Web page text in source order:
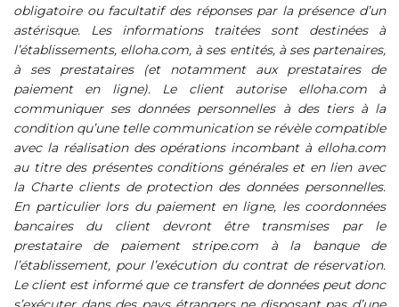
obligatoire ou facultatif des réponses par la présence d’un
astérisque. Les informations traitées sont destinées à
l’établissements, elloha.com, à ses entités, à ses partenaires,
à ses prestataires (et notamment aux prestataires de
paiement en ligne). Le client autorise elloha.com à
communiquer ses données personnelles à des tiers à la
condition qu’une telle communication se révèle compatible
avec la réalisation des opérations incombant à elloha.com
au titre des présentes conditions générales et en lien avec
la Charte clients de protection des données personnelles.
En particulier lors du paiement en ligne, les coordonnées
bancaires du client devront être transmises par le
prestataire de paiement stripe.com à la banque de
l’établissement, pour l’exécution du contrat de réservation.
Le client est informé que ce transfert de données peut donc